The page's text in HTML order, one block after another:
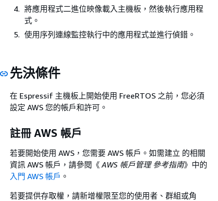
將應用程式二進位映像載入主機板，然後執行應用程
式。
使用序列連線監控執行中的應用程式並進行偵錯。
先決條件
在 Espressif 主機板上開始使用 FreeRTOS 之前，您必須
設定 AWS 您的帳戶和許可。
註冊 AWS 帳戶
若要開始使用 AWS，您需要 AWS 帳戶。如需建立 的相關
資訊 AWS 帳戶，請參閱《AWS 帳戶管理 參考指南》中的
入門 AWS 帳戶 。
若要提供存取權，請新增權限至您的使用者、群組或角